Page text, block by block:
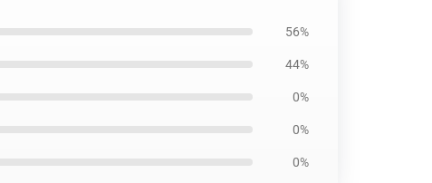
56%
44%
0%
0%
0%